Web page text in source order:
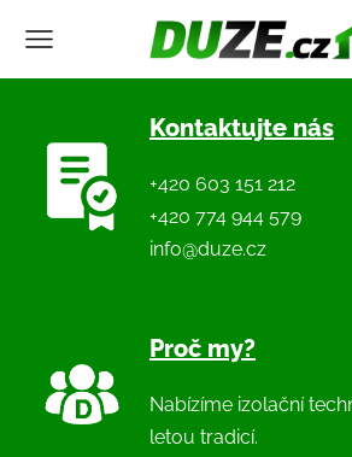
Kontaktujte nás
+420 603 151 212
+420 774 944 579
info@duze.cz
Proč my?
Nabízíme izolační
letou tradicí.